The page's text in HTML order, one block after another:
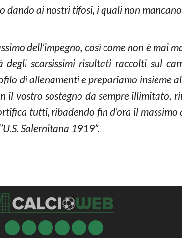
dando ai nostri tifosi, i quali non
dell’impegno, così come non è mai
scarsissimi risultati raccolti sul
di allenamenti e prepariamo insieme
il vostro sostegno da sempre illimitato,
tutti, ribadendo fin d’ora il massimo
Salernitana 1919”.